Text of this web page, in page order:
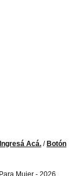
Ingresá Acá. / Botón
Mujer - 2026.